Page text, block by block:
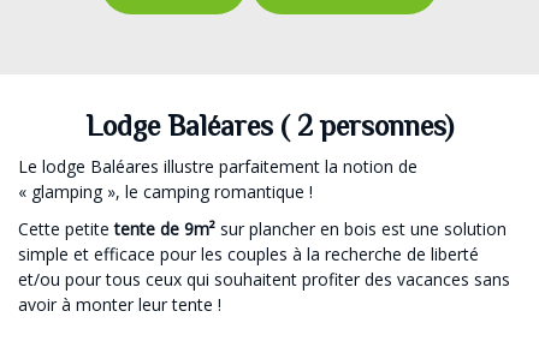
Lodge Baléares ( 2 personnes)
Le lodge Baléares illustre parfaitement la notion de
« glamping », le camping romantique !
Cette petitetente de 9m² sur plancher en bois est une solution
simple et efficace pour les couples à la recherche de liberté
et/ou pour tous ceux qui souhaitent profiter des vacances sans
avoir à monter leur tente !